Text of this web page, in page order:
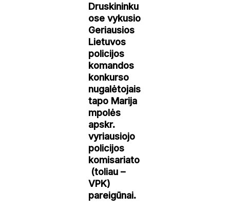
Druskininku
ose vykusio
Geriausios
Lietuvos
policijos
komandos
konkurso
nugalėtojais
tapo Marija
mpolės
apskr.
vyriausiojo
policijos
komisariato
(toliau –
VPK)
pareigūnai.